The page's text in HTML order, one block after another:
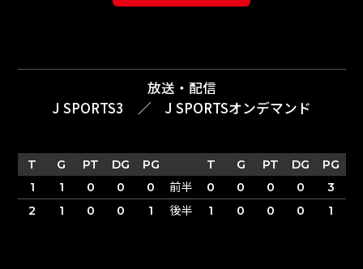
放送・配信
J SPORTS3
／ J SPORTSオンデマンド
T G PT DG PG T G PT DG
PG
1
1 0 0 0 前半 0 0 0 0
3
2
1 0 0 1 後半 1 0 0 0 1